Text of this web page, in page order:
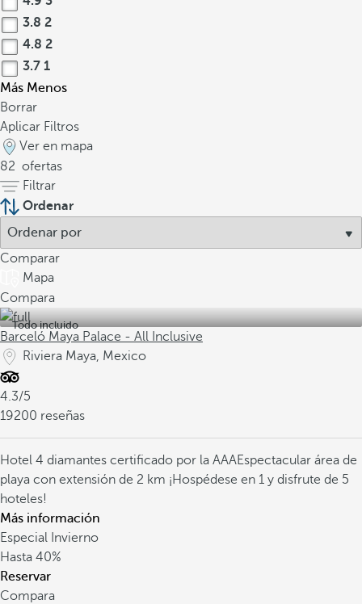
3.8 2
4.8 2
3.7 1
Más Menos
Borrar
Aplicar Filtros
Ver en mapa
82 ofertas
Filtrar
Ordenar
Comparar
Mapa
Compara
Todo incluido
Barceló Maya Palace - All Inclusive
Riviera Maya, Mexico
4.3/5
19200 reseñas
Hotel 4 diamantes certificado por la AAAEspectacular área de
playa con extensión de 2 km ¡Hospédese en 1 y disfrute de 5
hoteles!
Más información
Especial Invierno
Hasta 40%
Reservar
Compara